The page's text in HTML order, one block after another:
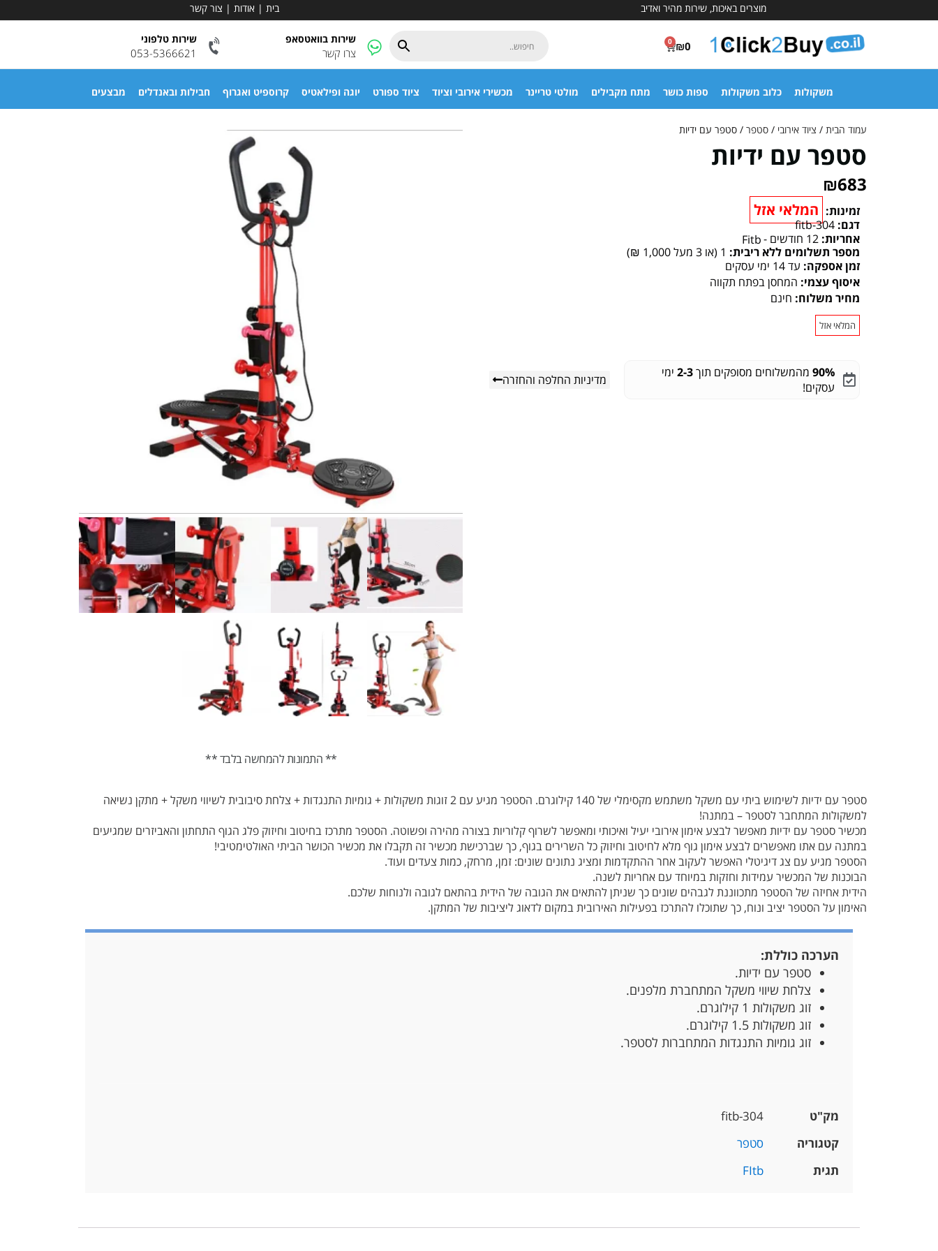
מוצרים באיכות, שירות מהיר ואדיב בית | אודות | צור קשר
₪0
0 שירות בוואטסאפ
צרו קשר
שירות טלפוני
053-5366621
משקולות כלוב משקולות ספות כושר מתח מקבילים מולטי טריינר מכשירי אירובי וציוד ציוד ספורט יוגה ופילאטיס קרוספיט ואגרוף חבילות ובאנדלים מבצעים
עמוד הבית / ציוד אירובי / סטפר / סטפר עם ידיות
סטפר עם ידיות
₪683
זמינות: המלאי אזל
דגם: fitb-304
אחריות: 12 חודשים -
Fitb
מספר תשלומים ללא ריבית: 1 (או 3 מעל 1,000 ₪)
זמן אספקה: עד 14 ימי עסקים
איסוף עצמי: המחסן בפתח תקווה
מחיר משלוח: חינם
המלאי אזל
90% מהמשלוחים מסופקים תוך2-3 ימי
עסקים!
מדיניות החלפה והחזרה
** התמונות להמחשה בלבד **
סטפר עם ידיות לשימוש ביתי עם משקל משתמש מקסימלי של 140 קילוגרם. הסטפר מגיע עם 2 זוגות משקולות + גומיות התנגדות + צלחת סיבובית לשיווי משקל + מתקן נשיאה
למשקולות המתחבר לסטפר – במתנה!
מכשיר סטפר עם ידיות מאפשר לבצע אימון אירובי יעיל ואיכותי ומאפשר לשרוף קלוריות בצורה מהירה ופשוטה. הסטפר מתרכז בחיטוב וחיזוק פלג הגוף התחתון והאביזרים שמגיעים
במתנה עם אתו מאפשרים לבצע אימון גוף מלא לחיטוב וחיזוק כל השרירים בגוף, כך שברכישת מכשיר זה תקבלו את מכשיר הכושר הביתי האולטימטיבי!
הסטפר מגיע עם צג דיגיטלי האפשר לעקוב אחר ההתקדמות ומציג נתונים שונים: זמן, מרחק, כמות צעדים ועוד.
הבוכנות של המכשיר עמידות וחזקות במיוחד עם אחריות לשנה.
הידית אחיזה של הסטפר מתכווננת לגבהים שונים כך שניתן להתאים את הגובה של הידית בהתאם לגובה ולנוחות שלכם.
האימון על הסטפר יציב ונוח, כך שתוכלו להתרכז בפעילות האירובית במקום לדאוג ליציבות של המתקן.
הערכה כוללת:
סטפר עם ידיות.
צלחת שיווי משקל המתחברת מלפנים.
זוג משקולות 1 קילוגרם.
זוג משקולות 1.5 קילוגרם.
זוג גומיות התנגדות המתחברות לסטפר.
מק"ט
fitb-304
קטגוריה
סטפר
תגית
FItb